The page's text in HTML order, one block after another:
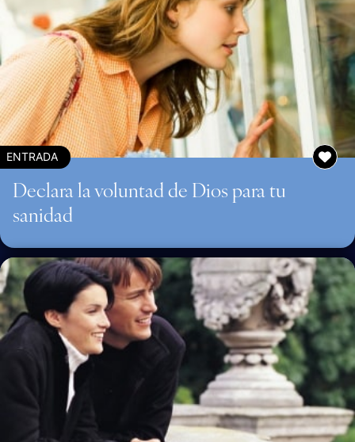
ENTRADA
Declara la voluntad de Dios para tu
sanidad